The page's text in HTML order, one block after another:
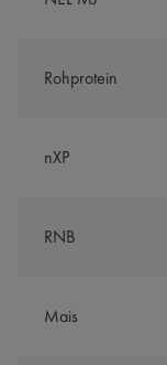
Rohprotein
nXP
RNB
Mais